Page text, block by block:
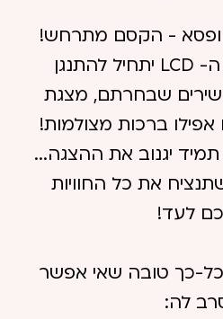
- הקסם מתרחש!
הסרטון על מסך ה- LCD יתחיל להתנגן
שירים שבחרתם, מצגת
ברכות מצולמות!
יגנוב את ההצגה...
את כל החוויות
לעד!
כך טובה שאי אפשר
לה: